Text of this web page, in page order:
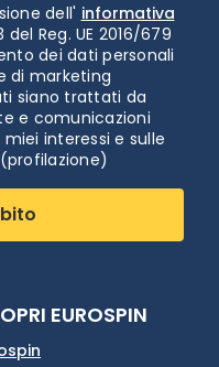
dell' informativa
del Reg. UE 2016/679
dei dati personali
di marketing
siano trattati da
e comunicazioni
interessi e sulle
EUROSPIN